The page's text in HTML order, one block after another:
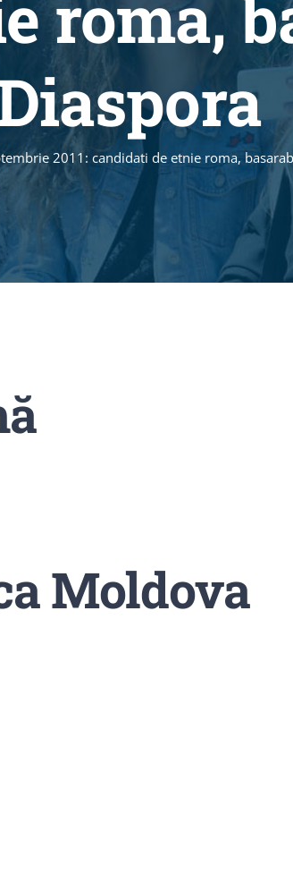
roma,
2011: candidati de etnie roma,
Moldova